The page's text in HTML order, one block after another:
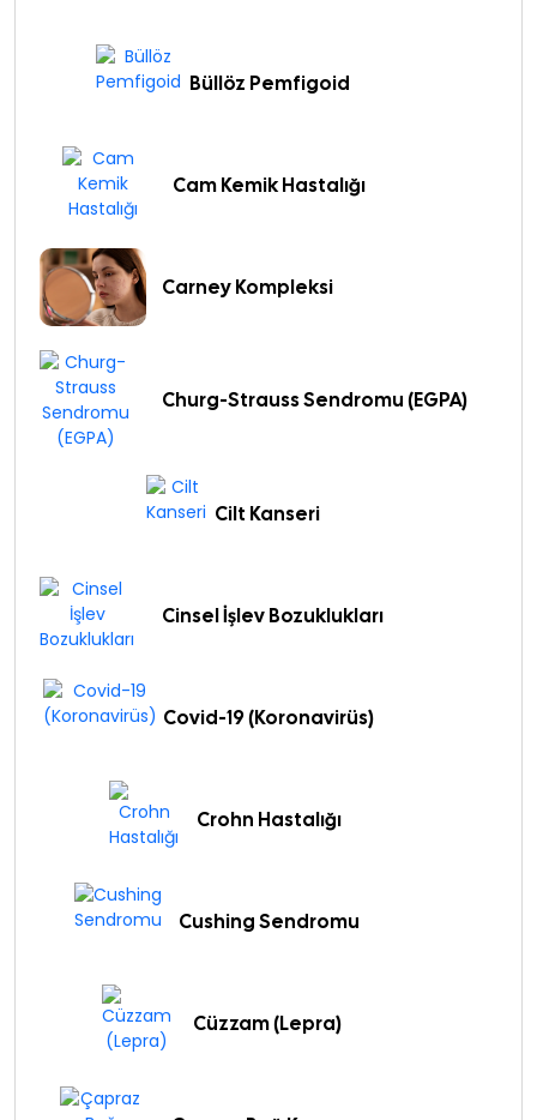
Büllöz Pemfigoid
Cam Kemik Hastalığı
Carney Kompleksi
Churg-Strauss Sendromu (EGPA)
Cilt Kanseri
Cinsel İşlev Bozuklukları
Covid-19 (Koronavirüs)
Crohn Hastalığı
Cushing Sendromu
Cüzzam (Lepra)